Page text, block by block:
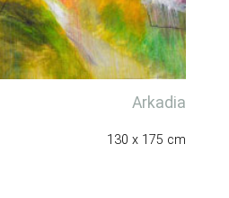
Arkadia
130 x 175 cm